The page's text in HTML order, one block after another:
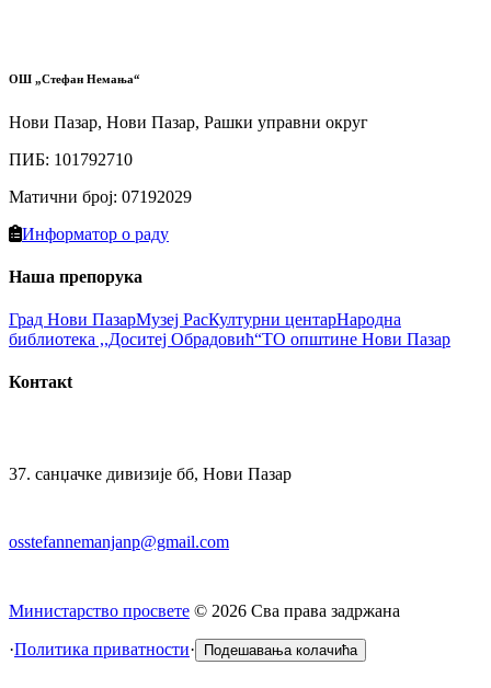
ОШ „Стефан Немања“
Нови Пазар, Нови Пазар, Рашки управни округ
ПИБ: 101792710
Матични број: 07192029
Информатор о раду
Наша препорука
Град Нови ПазaрМузеј РасКултурни цeнтарНародна
библиотекa ,,Доситеј Обрадовић“ТО општине Нови Пазар
Контакt
37. санџачке дивизије бб, Нови Пазар
osstefannemanjanp@gmail.com
Министарство просвете © 2026 Сва права задржана
·Политика приватности· Подешавања колачића